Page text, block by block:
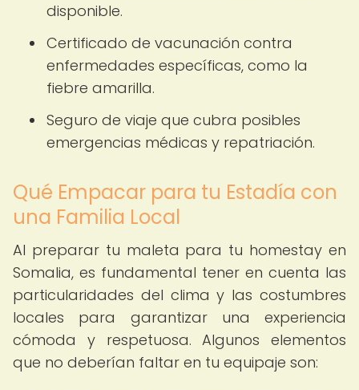
disponible.
Certificado de vacunación contra
enfermedades específicas, como la
fiebre amarilla.
Seguro de viaje que cubra posibles
emergencias médicas y repatriación.
Qué Empacar para tu Estadía con
una Familia Local
Al preparar tu maleta para tu homestay en
Somalia, es fundamental tener en cuenta las
particularidades del clima y las costumbres
locales para garantizar una experiencia
cómoda y respetuosa. Algunos elementos
que no deberían faltar en tu equipaje son: